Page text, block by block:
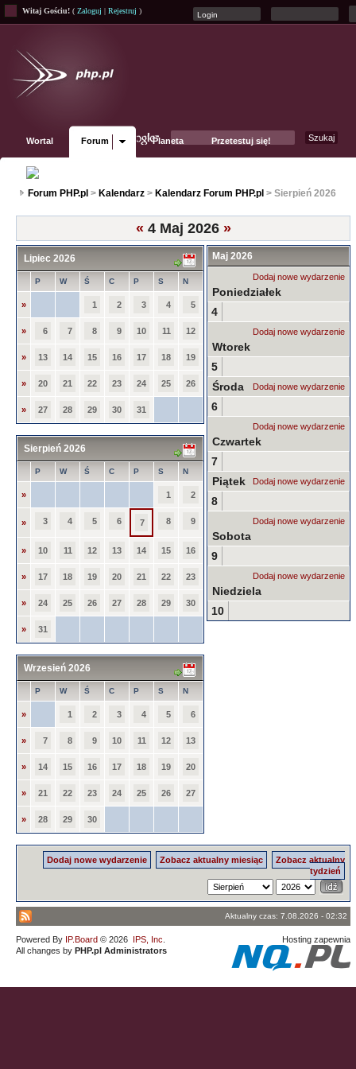
Witaj Gościu! ( Zaloguj | Rejestruj )
Wortal Forum Planeta Przetestuj się!
Forum PHP.pl > Kalendarz > Kalendarz Forum PHP.pl > Sierpień 2026
« 4 Maj 2026 »
Lipiec 2026
P W Ś C P S N
» 1 2 3 4 5
» 6 7 8 9 10 11 12
» 13 14 15 16 17 18 19
» 20 21 22 23 24 25 26
» 27 28 29 30 31
Sierpień 2026
P W Ś C P S N
» 1 2
» 3 4 5 6 7 8 9
» 10 11 12 13 14 15 16
» 17 18 19 20 21 22 23
» 24 25 26 27 28 29 30
» 31
Wrzesień 2026
P W Ś C P S N
» 1 2 3 4 5 6
» 7 8 9 10 11 12 13
» 14 15 16 17 18 19 20
» 21 22 23 24 25 26 27
» 28 29 30
Maj 2026
Dodaj nowe wydarzenie
Poniedziałek
4
Dodaj nowe wydarzenie
Wtorek
5
Dodaj nowe wydarzenie
Środa
6
Dodaj nowe wydarzenie
Czwartek
7
Dodaj nowe wydarzenie
Piątek
8
Dodaj nowe wydarzenie
Sobota
9
Dodaj nowe wydarzenie
Niedziela
10
Dodaj nowe wydarzenie Zobacz aktualny miesiąc
Zobacz aktualny
tydzień
Aktualny czas: 7.08.2026 - 02:32
Powered By IP.Board © 2026 IPS, Inc
All changes by PHP.pl Administrators
Hosting zapewnia